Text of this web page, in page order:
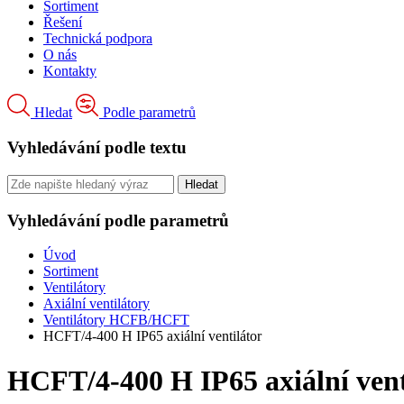
Sortiment
Řešení
Technická podpora
O nás
Kontakty
Hledat Podle parametrů
Vyhledávání podle textu
Vyhledávání podle parametrů
Úvod
Sortiment
Ventilátory
Axiální ventilátory
Ventilátory HCFB/HCFT
HCFT/4-400 H IP65 axiální ventilátor
HCFT/4-400 H IP65 axiální